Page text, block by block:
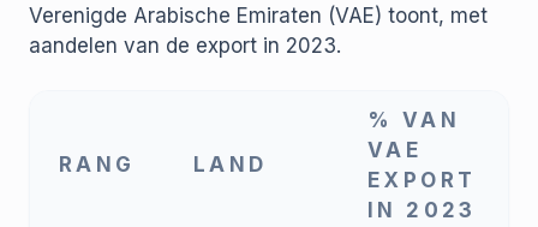
Verenigde Arabische Emiraten (VAE) toont, met
aandelen van de export in 2023.
RANG LAND
% VAN
VAE
EXPORT
IN 2023